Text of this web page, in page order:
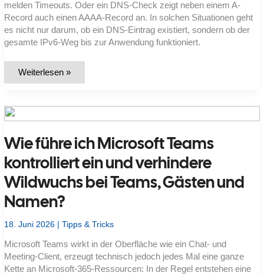
melden Timeouts. Oder ein DNS-Check zeigt neben einem A-
Record auch einen AAAA-Record an. In solchen Situationen geht
es nicht nur darum, ob ein DNS-Eintrag existiert, sondern ob der
gesamte IPv6-Weg bis zur Anwendung funktioniert.
Was
Record?
im
verständlich
erklärt
Weiterlesen »
Wie führe ich Microsoft Teams
kontrolliert ein und verhindere
Wildwuchs bei Teams, Gästen und
Namen?
18. Juni 2026 |Tipps & Tricks
Microsoft Teams wirkt in der Oberfläche wie ein Chat- und
Meeting-Client, erzeugt technisch jedoch jedes Mal eine ganze
Kette an Microsoft-365-Ressourcen: In der Regel entstehen eine